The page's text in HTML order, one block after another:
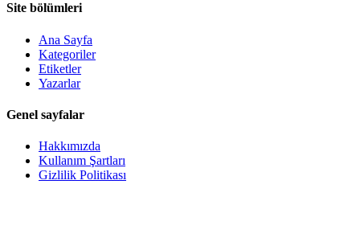
Site bölümleri
Ana Sayfa
Kategoriler
Etiketler
Yazarlar
Genel sayfalar
Hakkımızda
Kullanım Şartları
Gizlilik Politikası